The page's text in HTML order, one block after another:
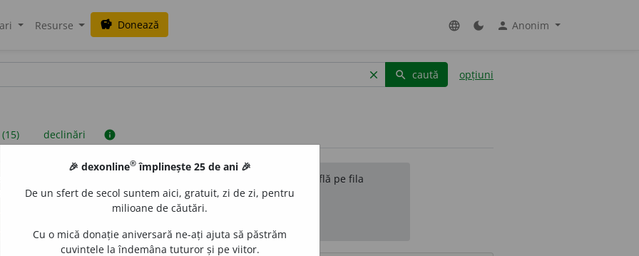
Resurse savings Donează language dark_mode person Anonim
clear search caută opțiuni
declinări info
sunt compilate de echipa dexonline. Definițiile originale se află pe fila
reordona filele pe pagina depreferințe.
🎉 dexonline® împlinește 25 de ani 🎉
De un sfert de secol suntem aici, gratuit, zi de zi, pentru
milioane de căutări.
Cu o mică donație aniversară ne-ați ajuta să păstrăm
cuvintele la îndemâna tuturor și pe viitor.